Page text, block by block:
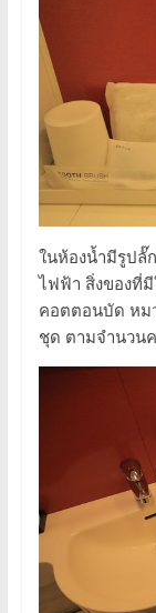
ในห้องน้ำมีรูปลั๊
ไฟฟ้า สิ่งของที่
คอตตอนบัด หม
ชุด ตามจำนวน